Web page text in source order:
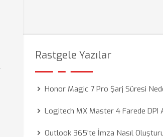
Rastgele Yazılar
Honor Magic 7 Pro Şarj Süresi
Logitech MX Master 4 Farede DPI
Outlook 365'te İmza Nasıl